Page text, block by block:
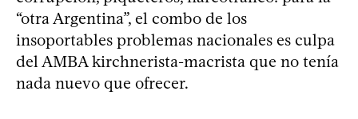
“otra Argentina”, el combo de los
insoportables problemas nacionales es culpa
del AMBA kirchnerista-macrista que no tenía
nada nuevo que ofrecer.